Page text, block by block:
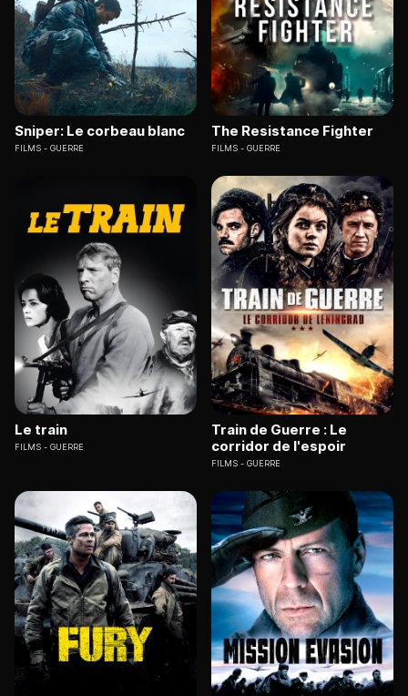
Sniper: Le corbeau blanc
FILMS GUERRE
The Resistance Fighter
FILMS GUERRE
Le train
FILMS GUERRE
Train de Guerre : Le
corridor de l'espoir
FILMS GUERRE